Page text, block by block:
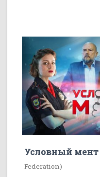
Условный мент
Federation)